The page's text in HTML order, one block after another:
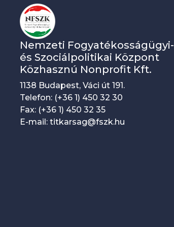
Nemzeti Fogyatékosságügyi-
és Szociálpolitikai Központ
Közhasznú Nonprofit Kft.
1138 Budapest, Váci út 191.
Telefon: (+36 1) 450 32 30
Fax: (+36 1) 450 32 35
E-mail: titkarsag@fszk.hu